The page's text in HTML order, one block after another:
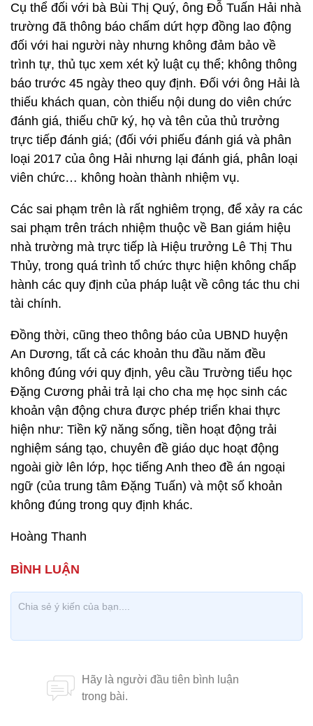
Cụ thể đối với bà Bùi Thị Quý, ông Đỗ Tuấn Hải nhà
trường đã thông báo chấm dứt hợp đồng lao động
đối với hai người này nhưng không đảm bảo về
trình tự, thủ tục xem xét kỷ luật cụ thể; không thông
báo trước 45 ngày theo quy định. Đối với ông Hải là
thiếu khách quan, còn thiếu nội dung do viên chức
đánh giá, thiếu chữ ký, họ và tên của thủ trưởng
trực tiếp đánh giá; (đối với phiếu đánh giá và phân
loại 2017 của ông Hải nhưng lại đánh giá, phân loại
viên chức… không hoàn thành nhiệm vụ.
Các sai phạm trên là rất nghiêm trọng, để xảy ra các
sai phạm trên trách nhiệm thuộc về Ban giám hiệu
nhà trường mà trực tiếp là Hiệu trưởng Lê Thị Thu
Thủy, trong quá trình tổ chức thực hiện không chấp
hành các quy định của pháp luật về công tác thu chi
tài chính.
Đồng thời, cũng theo thông báo của UBND huyện
An Dương, tất cả các khoản thu đầu năm đều
không đúng với quy định, yêu cầu Trường tiểu học
Đặng Cương phải trả lại cho cha mẹ học sinh các
khoản vận động chưa được phép triển khai thực
hiện như: Tiền kỹ năng sống, tiền hoạt động trải
nghiệm sáng tạo, chuyên đề giáo dục hoạt động
ngoài giờ lên lớp, học tiếng Anh theo đề án ngoại
ngữ (của trung tâm Đặng Tuấn) và một số khoản
không đúng trong quy định khác.
Hoàng Thanh